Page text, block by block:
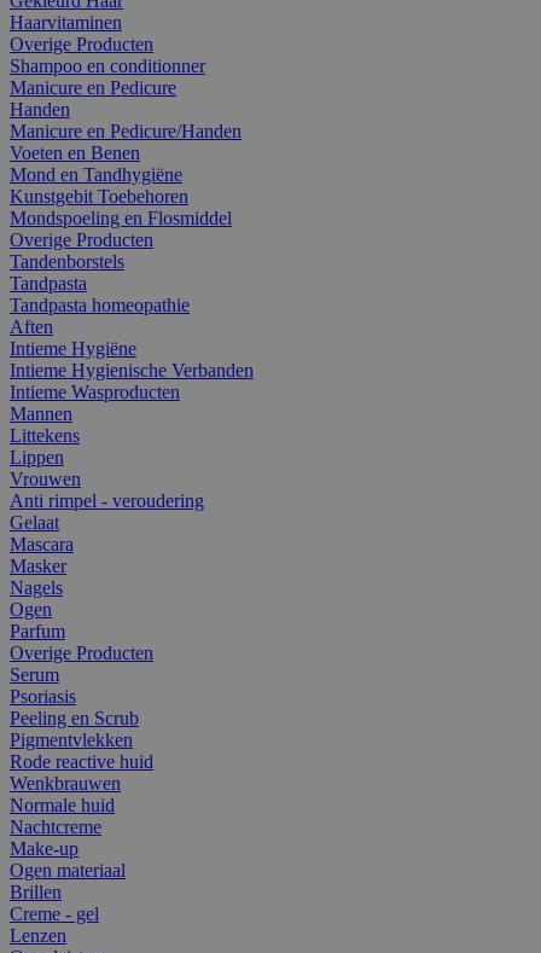
Haarvitaminen
Overige Producten
Shampoo en conditionner
Manicure en Pedicure
Handen
Manicure en Pedicure/Handen
Voeten en Benen
Mond en Tandhygiëne
Kunstgebit Toebehoren
Mondspoeling en Flosmiddel
Overige Producten
Tandenborstels
Tandpasta
Tandpasta homeopathie
Aften
Intieme Hygiëne
Intieme Hygienische Verbanden
Intieme Wasproducten
Mannen
Littekens
Lippen
Vrouwen
Anti rimpel - veroudering
Gelaat
Mascara
Masker
Nagels
Ogen
Parfum
Overige Producten
Serum
Psoriasis
Peeling en Scrub
Pigmentvlekken
Rode reactive huid
Wenkbrauwen
Normale huid
Nachtcreme
Make-up
Ogen materiaal
Brillen
Creme - gel
Lenzen